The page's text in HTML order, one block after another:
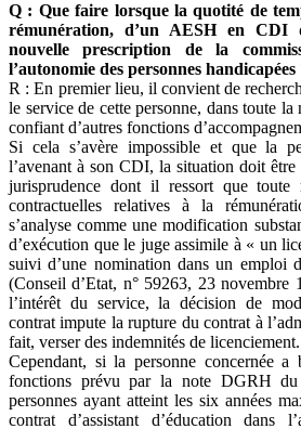
Q : Que faire lorsque la quotité de
rémunération, d’un AESH en CDI
nouvelle prescription de la
l’autonomie des personnes handicapées
R : En premier lieu, il convient de
le service de cette personne, dans toute
confiant d’autres fonctions
Si cela s’avère impossible et que la
l’avenant à son CDI, la situation doit
jurisprudence dont il ressort que toute
contractuelles relatives à la
s’analyse comme une modification
d’exécution que le juge assimile à « un
suivi d’une nomination dans un emploi
(Conseil d’Etat, n° 59263, 23 novembre
l’intérêt du service, la décision de
contrat impute la rupture du contrat à
fait, verser des indemnités de licenciement.
Cependant, si la personne concernée a
fonctions prévu par la note DGRH
personnes ayant atteint les six années
contrat d’assistant d’éducation